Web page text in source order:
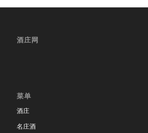
酒庄网
菜单
酒庄
名庄酒